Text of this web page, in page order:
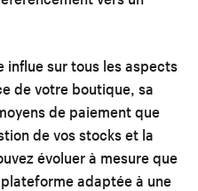
influe sur tous les aspects
de votre boutique, sa
de paiement que
de vos stocks et la
évoluer à mesure que
adaptée à une